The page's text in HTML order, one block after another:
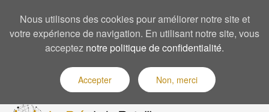
Nous utilisons des cookies pour améliorer notre site et
votre expérience de navigation. En utilisant notre site, vous
acceptez notre politique de confidentialité.
Accepter Non, merci